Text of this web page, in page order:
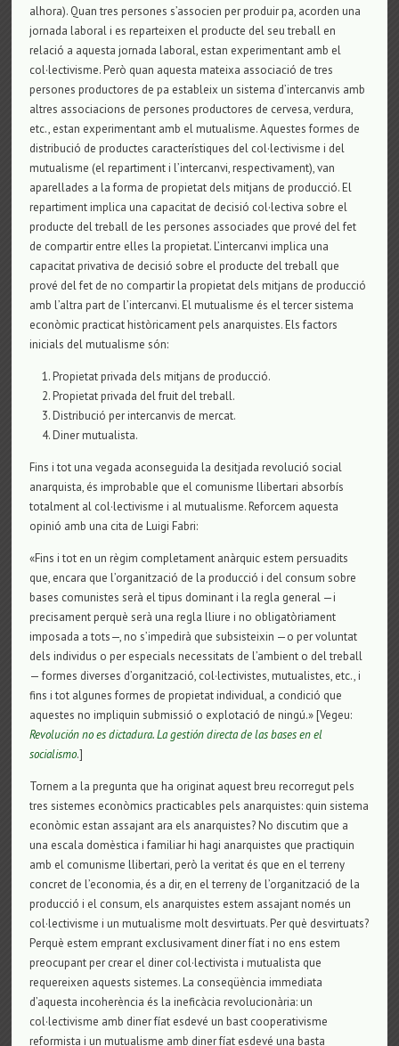
alhora). Quan tres persones s’associen per produir pa, acorden una
jornada laboral i es reparteixen el producte del seu treball en
relació a aquesta jornada laboral, estan experimentant amb el
col·lectivisme. Però quan aquesta mateixa associació de tres
persones productores de pa estableix un sistema d’intercanvis amb
altres associacions de persones productores de cervesa, verdura,
etc., estan experimentant amb el mutualisme. Aquestes formes de
distribució de productes característiques del col·lectivisme i del
mutualisme (el repartiment i l’intercanvi, respectivament), van
aparellades a la forma de propietat dels mitjans de producció. El
repartiment implica una capacitat de decisió col·lectiva sobre el
producte del treball de les persones associades que prové del fet
de compartir entre elles la propietat. L’intercanvi implica una
capacitat privativa de decisió sobre el producte del treball que
prové del fet de no compartir la propietat dels mitjans de producció
amb l’altra part de l’intercanvi. El mutualisme és el tercer sistema
econòmic practicat històricament pels anarquistes. Els factors
inicials del mutualisme són:
Propietat privada dels mitjans de producció.
Propietat privada del fruit del treball.
Distribució per intercanvis de mercat.
Diner mutualista.
Fins i tot una vegada aconseguida la desitjada revolució social
anarquista, és improbable que el comunisme llibertari absorbís
totalment al col·lectivisme i al mutualisme. Reforcem aquesta
opinió amb una cita de Luigi Fabri:
«Fins i tot en un règim completament anàrquic estem persuadits
que, encara que l’organització de la producció i del consum sobre
bases comunistes serà el tipus dominant i la regla general —i
precisament perquè serà una regla lliure i no obligatòriament
imposada a tots—, no s’impedirà que subsisteixin —o per voluntat
dels individus o per especials necessitats de l’ambient o del treball
— formes diverses d’organització, col·lectivistes, mutualistes, etc., i
fins i tot algunes formes de propietat individual, a condició que
aquestes no impliquin submissió o explotació de ningú.» [Vegeu:
Revolución no es dictadura. La gestión directa de las bases en el
socialismo.]
Tornem a la pregunta que ha originat aquest breu recorregut pels
tres sistemes econòmics practicables pels anarquistes: quin sistema
econòmic estan assajant ara els anarquistes? No discutim que a
una escala domèstica i familiar hi hagi anarquistes que practiquin
amb el comunisme llibertari, però la veritat és que en el terreny
concret de l’economia, és a dir, en el terreny de l’organització de la
producció i el consum, els anarquistes estem assajant només un
col·lectivisme i un mutualisme molt desvirtuats. Per què desvirtuats?
Perquè estem emprant exclusivament diner fíat i no ens estem
preocupant per crear el diner col·lectivista i mutualista que
requereixen aquests sistemes. La conseqüència immediata
d’aquesta incoherència és la ineficàcia revolucionària: un
col·lectivisme amb diner fíat esdevé un bast cooperativisme
reformista i un mutualisme amb diner fíat esdevé una basta